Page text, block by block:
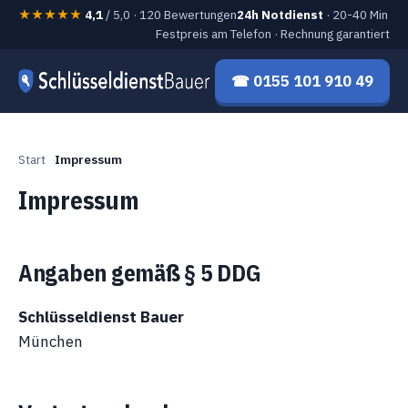
★★★★★ 4,1/ 5,0 · 120 Bewertungen24h Notdienst · 20-40 Min
Festpreis am Telefon · Rechnung garantiert
☎ 0155 101 910 49
Start Impressum
Impressum
Angaben gemäß § 5 DDG
Schlüsseldienst Bauer
München